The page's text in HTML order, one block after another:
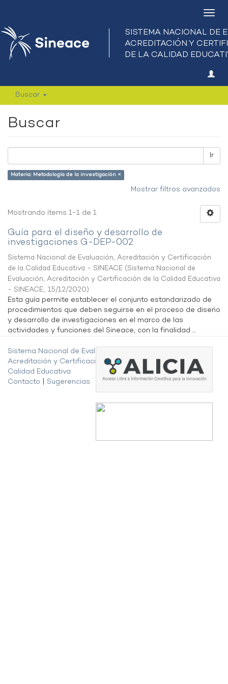
Buscar
Buscar
Ir
Materia: Metodología de la investigación ×
Mostrar filtros avanzados
Mostrando ítems 1-1 de 1
Guía para el diseño y desarrollo de
investigaciones G-DEP-002
Sistema Nacional de Evaluación, Acreditación y Certificación
de la Calidad Educativa - SINEACE (Sistema Nacional de
Evaluación, Acreditación y Certificación de la Calidad Educativa
- SINEACE., 15/12/2020)
Esta guía permite establecer el conjunto estandarizado de
procedimientos que deben seguirse en el proceso de diseño
y desarrollo de investigaciones en el marco de las
actividades y funciones del Sineace, con la finalidad ...
Sistema Nacional de Evaluación,
Acreditación y Certificación de la
Calidad Educativa
Contacto
Sugerencias